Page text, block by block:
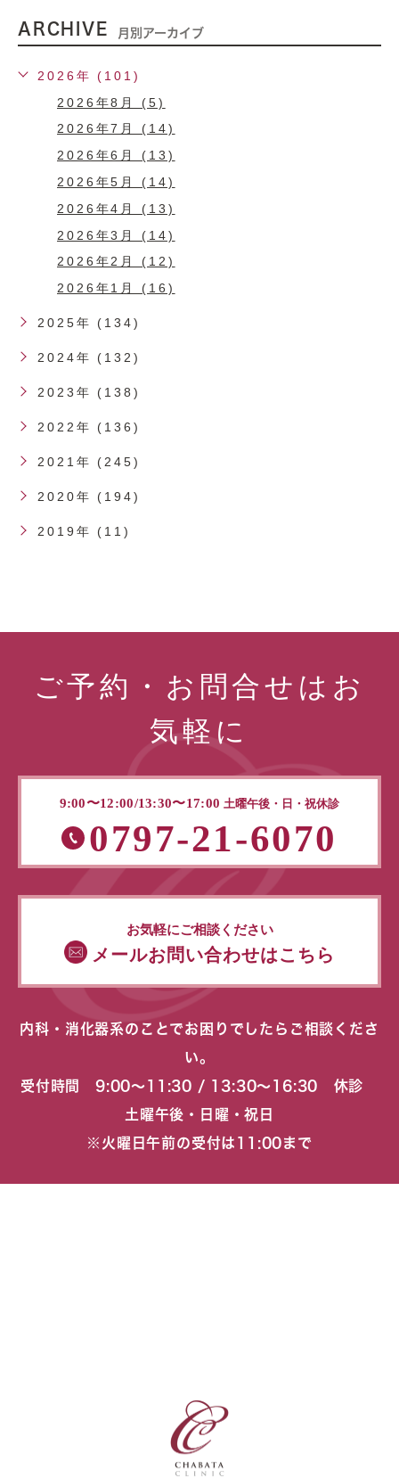
ARCHIVE 月別アーカイブ
2026年 (101)
2026年8月 (5)
2026年7月 (14)
2026年6月 (13)
2026年5月 (14)
2026年4月 (13)
2026年3月 (14)
2026年2月 (12)
2026年1月 (16)
2025年 (134)
2024年 (132)
2023年 (138)
2022年 (136)
2021年 (245)
2020年 (194)
2019年 (11)
ご予約・お問合せはお
気軽に
9:00〜12:00/13:30〜17:00 土曜午後・日・祝休診
0797-21-6070
お気軽にご相談ください
メールお問い合わせはこちら
内科・消化器系のことでお困りでしたらご相談くださ
い。
受付時間 9:00〜11:30 / 13:30〜16:30 休診
土曜午後・日曜・祝日
※火曜日午前の受付は11:00まで